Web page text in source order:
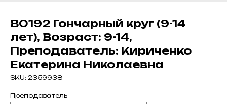
В0192 Гончарный круг (9-14
лет), Возраст: 9-14,
Преподаватель: Кириченко
Екатерина Николаевна
SKU: 2359938
Преподаватель